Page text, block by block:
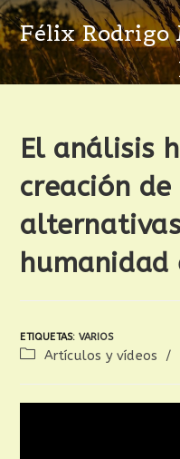
Félix Rodrigo
El análisis
creación
humanidad
ETIQUETAS: VARIOS
Artículos y vídeos /